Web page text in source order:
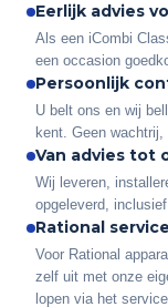
Eerlijk advies
Als een iCombi
een occasion
Persoonlijk
U belt ons en wij
kent. Geen
Van advies tot
Wij leveren,
opgeleverd,
Rational
Voor Rational
zelf uit met onze
lopen via het